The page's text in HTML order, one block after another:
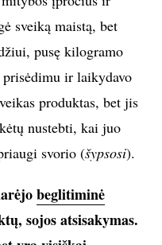
kitai, tad klaidinga po
Taip pat neteisinga
žmonės persistengia
turinčius
kodėl negali
įpročius ir
sveiką maistą, bet